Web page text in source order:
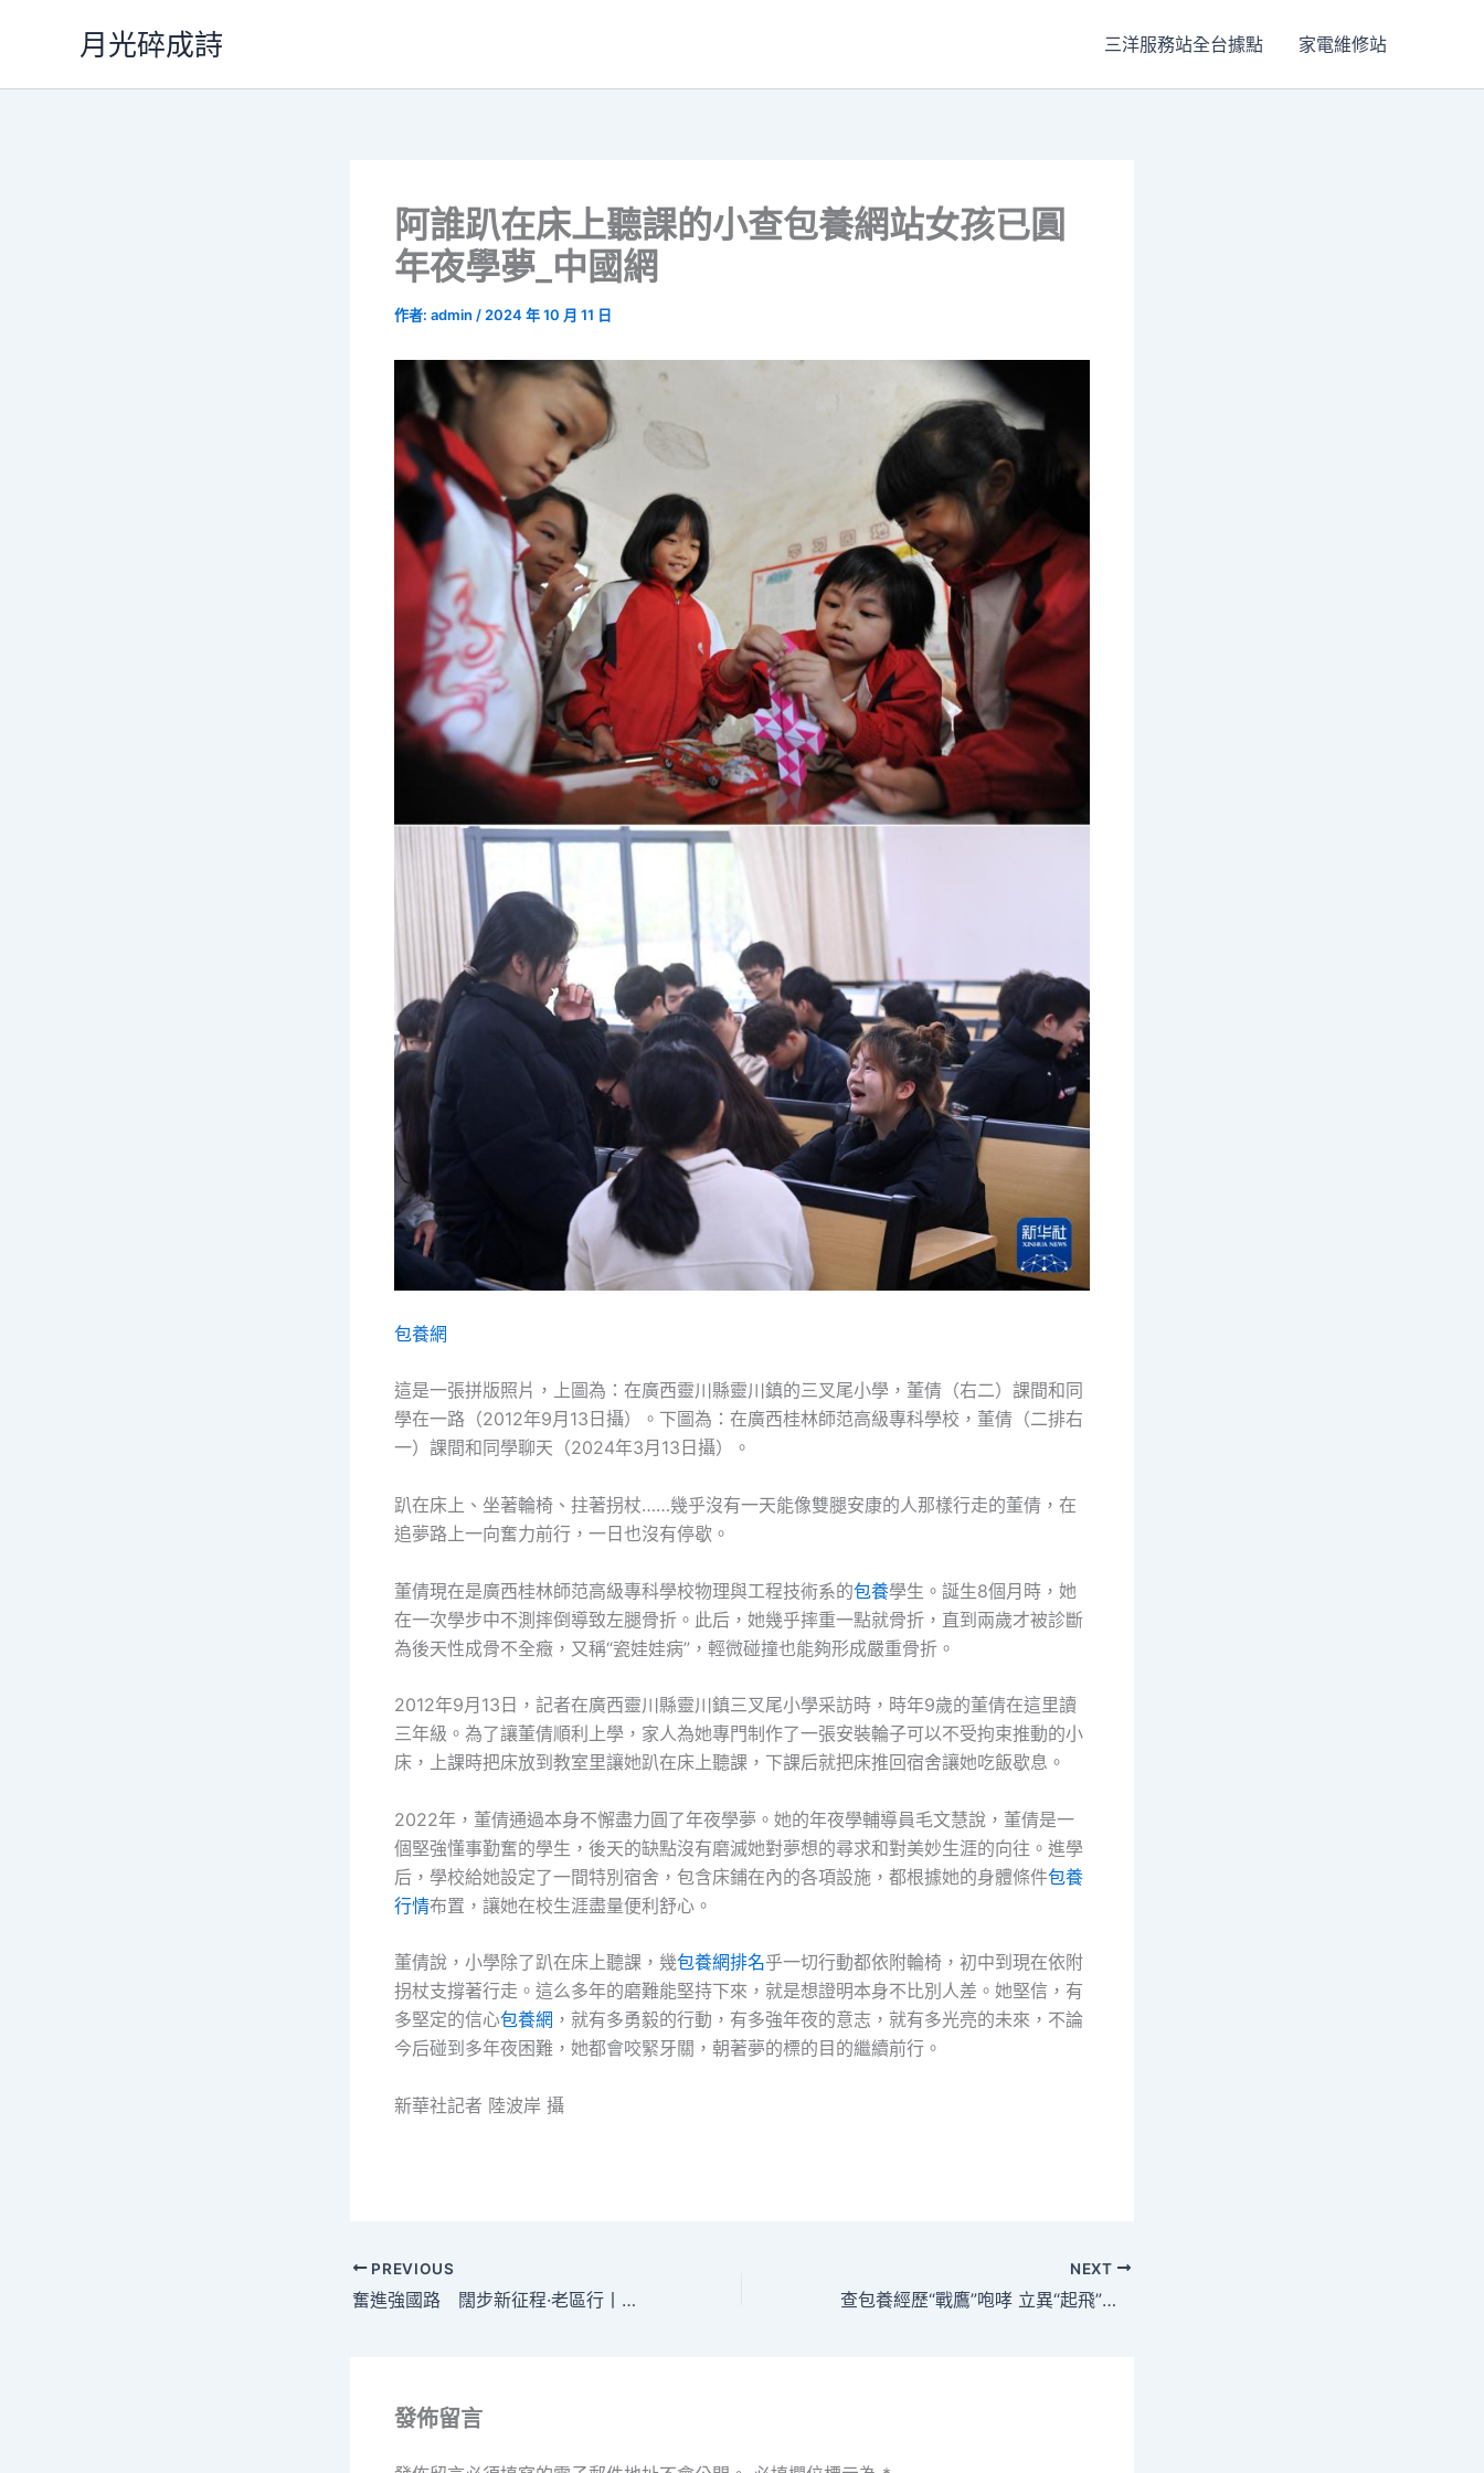
月光碎成詩 三洋服務站全台據點 家電維修站
阿誰趴在床上聽課的小查包養網站女孩已圓
年夜學夢_中國網
作者: admin / 2024 年 10 月 11 日
包養網
這是一張拼版照片，上圖為：在廣西靈川縣靈川鎮的三叉尾小學，董倩（右二）課間和同
學在一路（2012年9月13日攝）。下圖為：在廣西桂林師范高級專科學校，董倩（二排右
一）課間和同學聊天（2024年3月13日攝）。
趴在床上、坐著輪椅、拄著拐杖……幾乎沒有一天能像雙腿安康的人那樣行走的董倩，在
追夢路上一向奮力前行，一日也沒有停歇。
董倩現在是廣西桂林師范高級專科學校物理與工程技術系的包養學生。誕生8個月時，她
在一次學步中不測摔倒導致左腿骨折。此后，她幾乎摔重一點就骨折，直到兩歲才被診斷
為後天性成骨不全癥，又稱“瓷娃娃病”，輕微碰撞也能夠形成嚴重骨折。
2012年9月13日，記者在廣西靈川縣靈川鎮三叉尾小學采訪時，時年9歲的董倩在這里讀
三年級。為了讓董倩順利上學，家人為她專門制作了一張安裝輪子可以不受拘束推動的小
床，上課時把床放到教室里讓她趴在床上聽課，下課后就把床推回宿舍讓她吃飯歇息。
2022年，董倩通過本身不懈盡力圓了年夜學夢。她的年夜學輔導員毛文慧說，董倩是一
個堅強懂事勤奮的學生，後天的缺點沒有磨滅她對夢想的尋求和對美妙生涯的向往。進學
后，學校給她設定了一間特別宿舍，包含床鋪在內的各項設施，都根據她的身體條件包養
行情布置，讓她在校生涯盡量便利舒心。
董倩說，小學除了趴在床上聽課，幾包養網排名乎一切行動都依附輪椅，初中到現在依附
拐杖支撐著行走。這么多年的磨難能堅持下來，就是想證明本身不比別人差。她堅信，有
多堅定的信心包養網 ，就有多勇毅的行動，有多強年夜的意志，就有多光亮的未來，不論
今后碰到多年夜困難，她都會咬緊牙關，朝著夢的標的目的繼續前行。
新華社記者 陸波岸 攝
PREVIOUS
奮進強國路 闊步新征程·老區行丨從村村“合唱查包養網”到連片“年夜獨唱”——沂蒙老區村落復興蹲點察看_中國網
NEXT
查包養經歷“戰鷹”咆哮 立異“起飛”——解碼中國航空產業團體成長新亮點_中國網
發佈留言